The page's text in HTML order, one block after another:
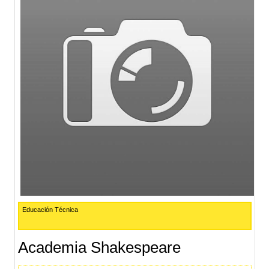
Educación Técnica
Academia Shakespeare